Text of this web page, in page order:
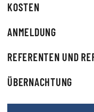
KOSTEN
ANMELDUNG
REFERENTEN UND
ÜBERNACHTUNG